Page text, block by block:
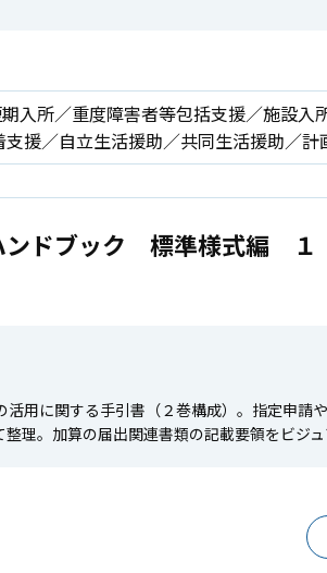
入所／重度障害者等包括支援／施設
援／自立生活援助／共同生活援助／
ドブック 標準様式編 １
用に関する手引書（２巻構成）。指定申請
理。加算の届出関連書類の記載要領をビジ